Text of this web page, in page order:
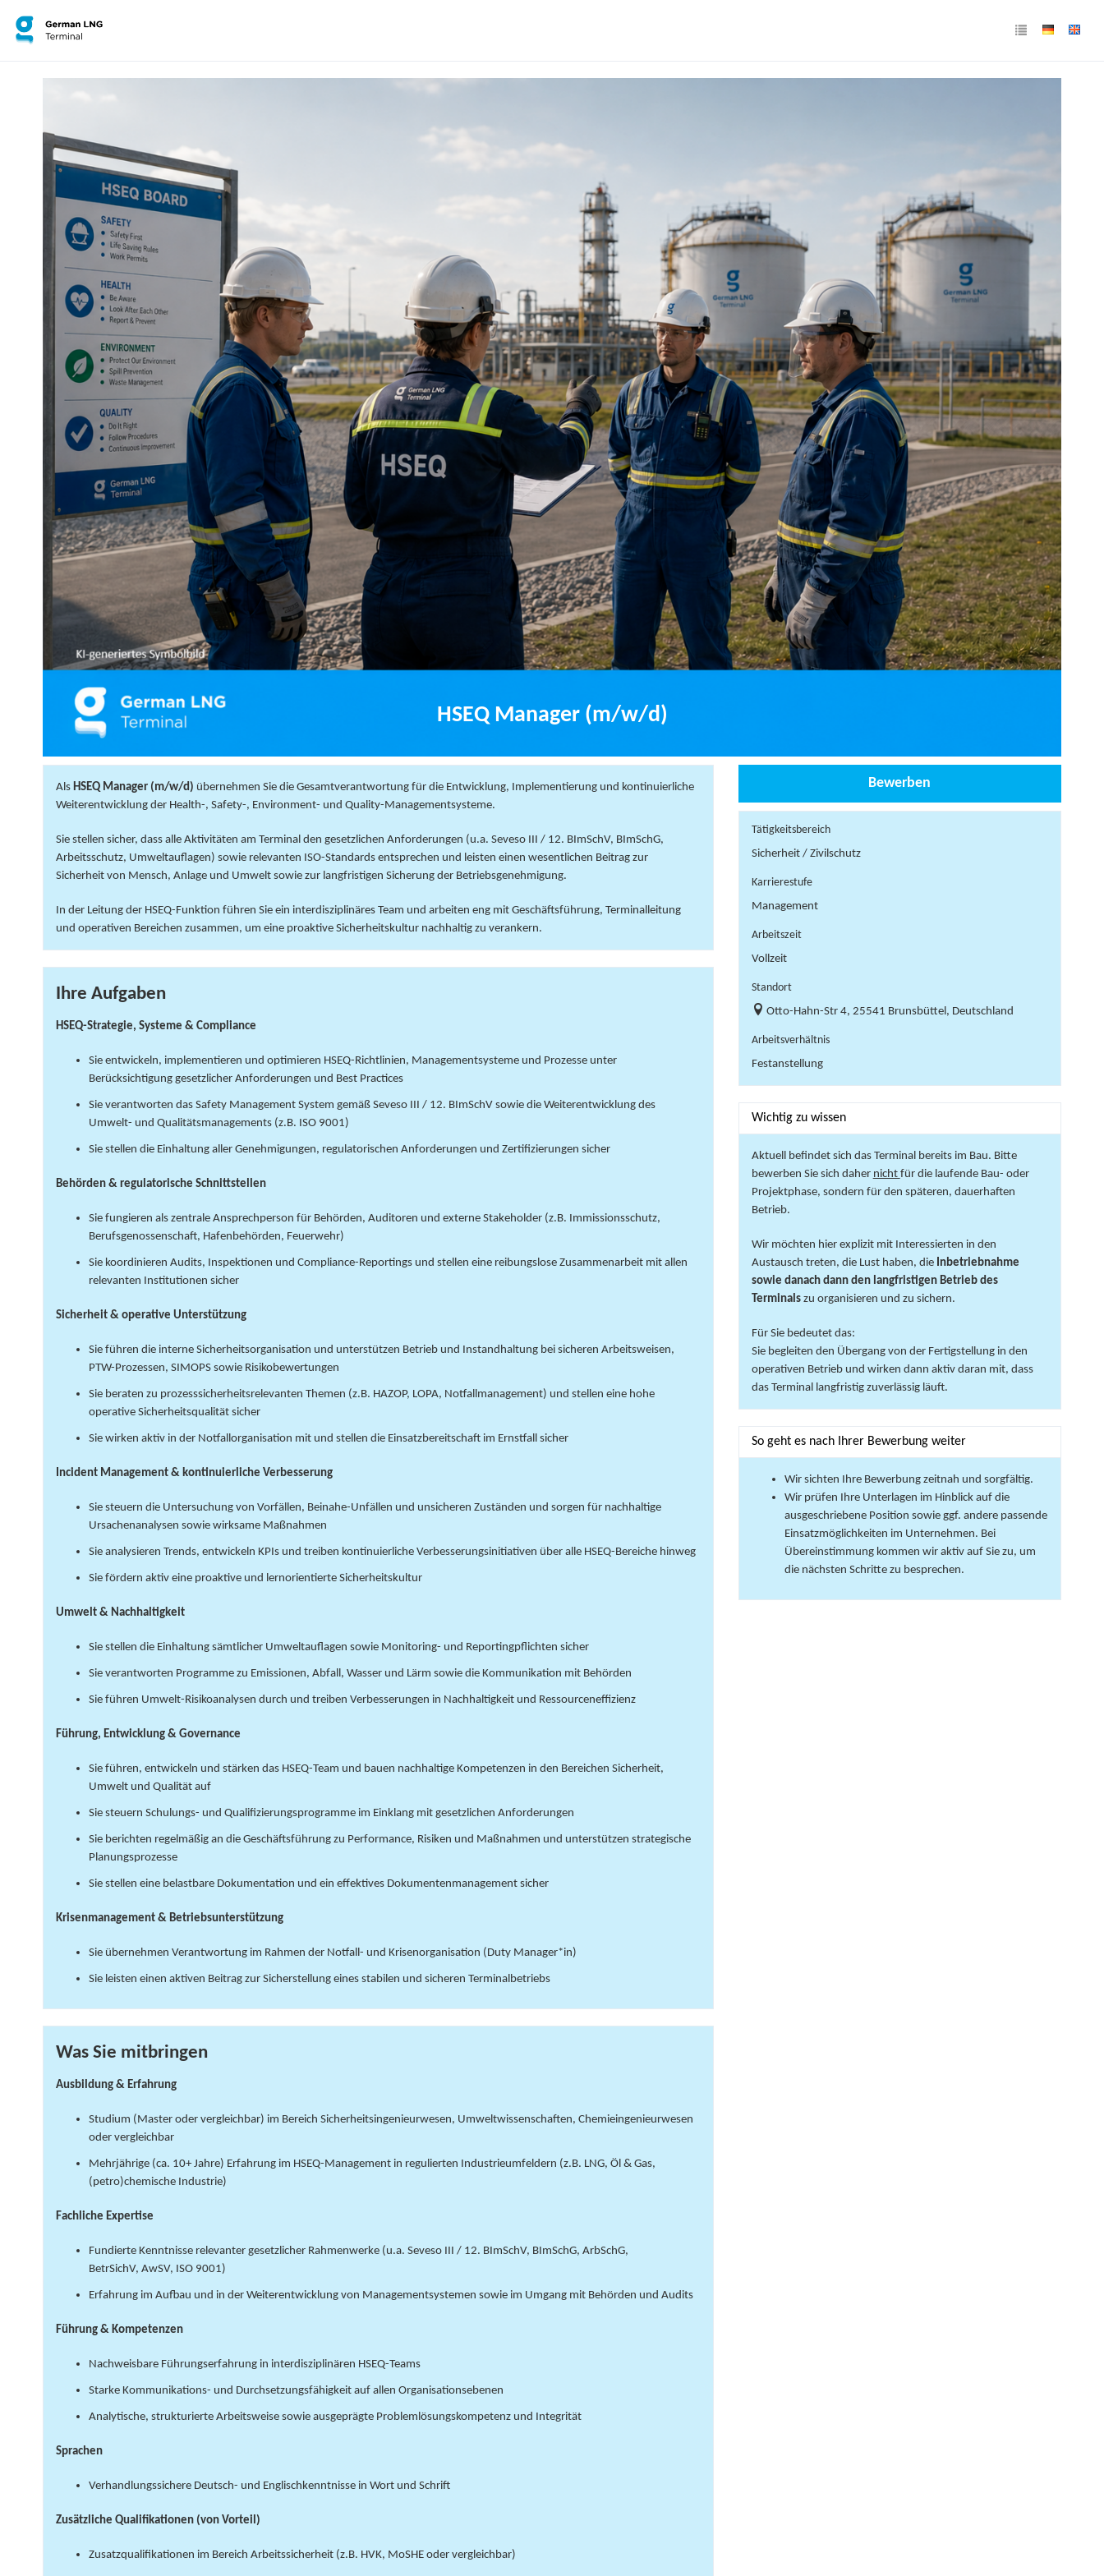
HSEQ Manager (m/w/d)
AlsHSEQ Manager (m/w/d) übernehmen Sie die Gesamtverantwortung für die Entwicklung, Implementierung und kontinuierliche
Weiterentwicklung der Health-, Safety-, Environment- und Quality-Managementsysteme.
Sie stellen sicher, dass alle Aktivitäten am Terminal den gesetzlichen Anforderungen (u.a. Seveso III / 12. BImSchV, BImSchG,
Arbeitsschutz, Umweltauflagen) sowie relevanten ISO-Standards entsprechen und leisten einen wesentlichen Beitrag zur
Sicherheit von Mensch, Anlage und Umwelt sowie zur langfristigen Sicherung der Betriebsgenehmigung.
In der Leitung der HSEQ-Funktion führen Sie ein interdisziplinäres Team und arbeiten eng mit Geschäftsführung, Terminalleitung
und operativen Bereichen zusammen, um eine proaktive Sicherheitskultur nachhaltig zu verankern.
Ihre Aufgaben
HSEQ-Strategie, Systeme & Compliance
Sie entwickeln, implementieren und optimieren HSEQ-Richtlinien, Managementsysteme und Prozesse unter
Berücksichtigung gesetzlicher Anforderungen und Best Practices
Sie verantworten das Safety Management System gemäß Seveso III / 12. BImSchV sowie die Weiterentwicklung des
Umwelt- und Qualitätsmanagements (z.B. ISO 9001)
Sie stellen die Einhaltung aller Genehmigungen, regulatorischen Anforderungen und Zertifizierungen sicher
Behörden & regulatorische Schnittstellen
Sie fungieren als zentrale Ansprechperson für Behörden, Auditoren und externe Stakeholder (z.B. Immissionsschutz,
Berufsgenossenschaft, Hafenbehörden, Feuerwehr)
Sie koordinieren Audits, Inspektionen und Compliance-Reportings und stellen eine reibungslose Zusammenarbeit mit allen
relevanten Institutionen sicher
Sicherheit & operative Unterstützung
Sie führen die interne Sicherheitsorganisation und unterstützen Betrieb und Instandhaltung bei sicheren Arbeitsweisen,
PTW-Prozessen, SIMOPS sowie Risikobewertungen
Sie beraten zu prozesssicherheitsrelevanten Themen (z.B. HAZOP, LOPA, Notfallmanagement) und stellen eine hohe
operative Sicherheitsqualität sicher
Sie wirken aktiv in der Notfallorganisation mit und stellen die Einsatzbereitschaft im Ernstfall sicher
Incident Management & kontinuierliche Verbesserung
Sie steuern die Untersuchung von Vorfällen, Beinahe-Unfällen und unsicheren Zuständen und sorgen für nachhaltige
Ursachenanalysen sowie wirksame Maßnahmen
Sie analysieren Trends, entwickeln KPIs und treiben kontinuierliche Verbesserungsinitiativen über alle HSEQ-Bereiche hinweg
Sie fördern aktiv eine proaktive und lernorientierte Sicherheitskultur
Umwelt & Nachhaltigkeit
Sie stellen die Einhaltung sämtlicher Umweltauflagen sowie Monitoring- und Reportingpflichten sicher
Sie verantworten Programme zu Emissionen, Abfall, Wasser und Lärm sowie die Kommunikation mit Behörden
Sie führen Umwelt-Risikoanalysen durch und treiben Verbesserungen in Nachhaltigkeit und Ressourceneffizienz
Führung, Entwicklung & Governance
Sie führen, entwickeln und stärken das HSEQ-Team und bauen nachhaltige Kompetenzen in den Bereichen Sicherheit,
Umwelt und Qualität auf
Sie steuern Schulungs- und Qualifizierungsprogramme im Einklang mit gesetzlichen Anforderungen
Sie berichten regelmäßig an die Geschäftsführung zu Performance, Risiken und Maßnahmen und unterstützen strategische
Planungsprozesse
Sie stellen eine belastbare Dokumentation und ein effektives Dokumentenmanagement sicher
Krisenmanagement & Betriebsunterstützung
Sie übernehmen Verantwortung im Rahmen der Notfall- und Krisenorganisation (Duty Manager*in)
Sie leisten einen aktiven Beitrag zur Sicherstellung eines stabilen und sicheren Terminalbetriebs
Was Sie mitbringen
Ausbildung & Erfahrung
Studium (Master oder vergleichbar) im Bereich Sicherheitsingenieurwesen, Umweltwissenschaften, Chemieingenieurwesen
oder vergleichbar
Mehrjährige (ca. 10+ Jahre) Erfahrung im HSEQ-Management in regulierten Industrieumfeldern (z.B. LNG, Öl & Gas,
(petro)chemische Industrie)
Fachliche Expertise
Fundierte Kenntnisse relevanter gesetzlicher Rahmenwerke (u.a. Seveso III / 12. BImSchV, BImSchG, ArbSchG,
BetrSichV, AwSV, ISO 9001)
Erfahrung im Aufbau und in der Weiterentwicklung von Managementsystemen sowie im Umgang mit Behörden und Audits
Führung & Kompetenzen
Nachweisbare Führungserfahrung in interdisziplinären HSEQ-Teams
Starke Kommunikations- und Durchsetzungsfähigkeit auf allen Organisationsebenen
Analytische, strukturierte Arbeitsweise sowie ausgeprägte Problemlösungskompetenz und Integrität
Sprachen
Verhandlungssichere Deutsch- und Englischkenntnisse in Wort und Schrift
Zusätzliche Qualifikationen (von Vorteil)
Zusatzqualifikationen im Bereich Arbeitssicherheit (z.B. HVK, MoSHE oder vergleichbar)
Bewerben
Tätigkeitsbereich
Sicherheit / Zivilschutz
Karrierestufe
Management
Arbeitszeit
Vollzeit
Standort
Otto-Hahn-Str 4, 25541 Brunsbüttel, Deutschland
Arbeitsverhältnis
Festanstellung
Wichtig zu wissen
Aktuell befindet sich das Terminal bereits im Bau. Bitte
bewerben Sie sich daher nichtfür die laufende Bau- oder
Projektphase, sondern für den späteren, dauerhaften
Betrieb.
Wir möchten hier explizit mit Interessierten in den
Austausch treten, die Lust haben, die Inbetriebnahme
sowie danach dann den langfristigen Betrieb des
Terminalszu organisieren und zu sichern.
Für Sie bedeutet das:
Sie begleiten den Übergang von der Fertigstellung in den
operativen Betrieb und wirken dann aktiv daran mit, dass
das Terminal langfristig zuverlässig läuft.
So geht es nach Ihrer Bewerbung weiter
Wir sichten Ihre Bewerbung zeitnah und sorgfältig.
Wir prüfen Ihre Unterlagen im Hinblick auf die
ausgeschriebene Position sowie ggf. andere passende
Einsatzmöglichkeiten im Unternehmen. Bei
Übereinstimmung kommen wir aktiv auf Sie zu, um
die nächsten Schritte zu besprechen.